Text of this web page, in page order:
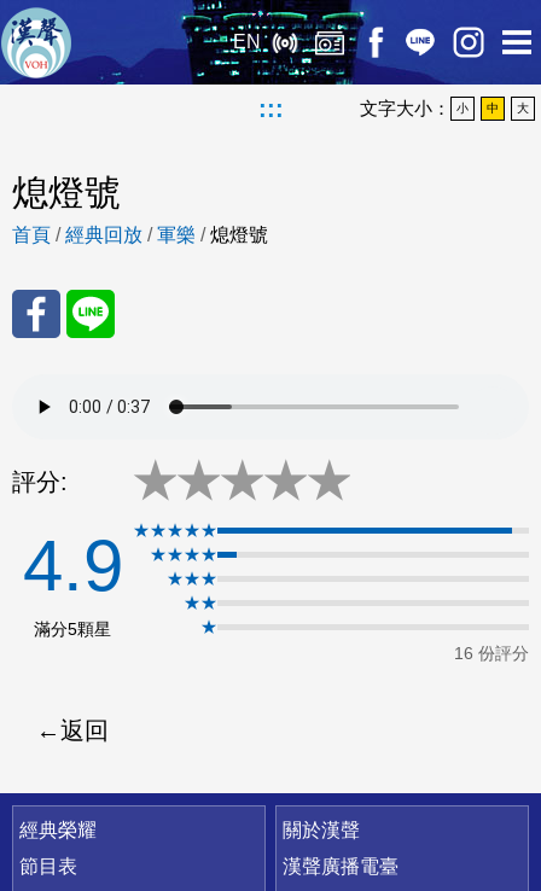
EN
::: 文字大小： 小 中 大
熄燈號
首頁 /經典回放 /軍樂 /熄燈號
Fac
ok
評分: ★★★★★
4.9
滿分5顆星
★★★★★
★★★★
★★★
★★
★
16 份評分
返回
快速連結
經典榮耀
節目表
關於漢聲
漢聲廣播電臺